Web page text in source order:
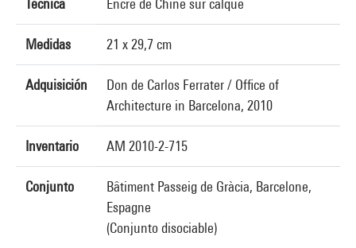
Técnica Encre de Chine sur calque
Medidas 21 x 29,7 cm
Adquisición
Don de Carlos Ferrater / Office of
Architecture in Barcelona, 2010
Inventario AM 2010-2-715
Conjunto
Bâtiment Passeig de Gràcia, Barcelone,
Espagne
(Conjunto disociable)